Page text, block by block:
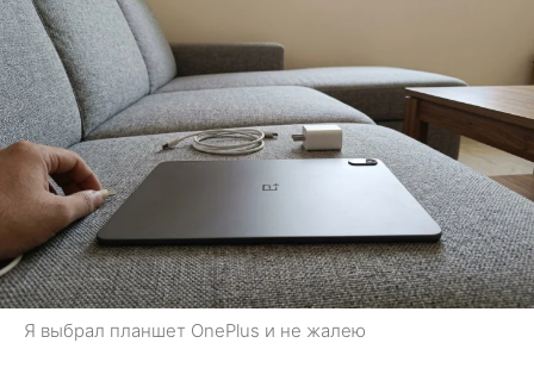
Я выбрал планшет OnePlus и не жалею